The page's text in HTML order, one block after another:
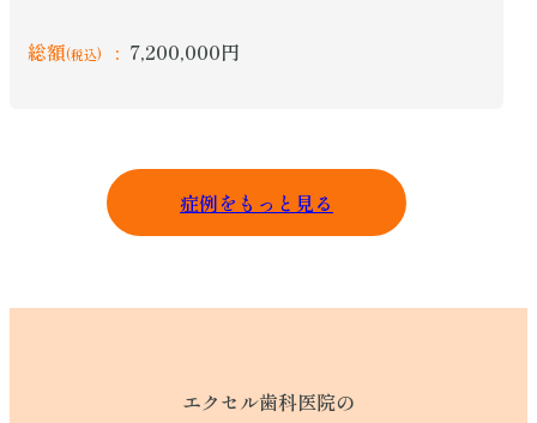
総額(税込) 7,200,000円
症例をもっと見る
エクセル歯科医院の